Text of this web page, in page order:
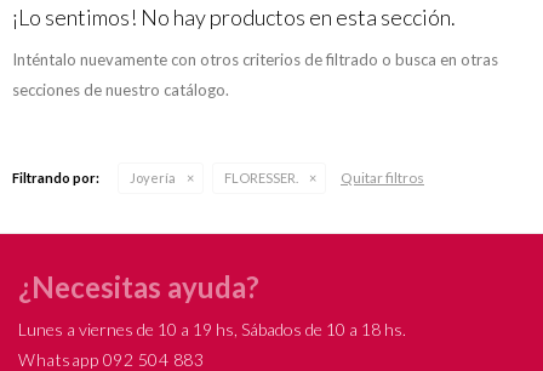
¡Lo sentimos! No hay productos en esta sección.
Inténtalo nuevamente con otros criterios de filtrado o busca en otras
secciones de nuestro catálogo.
Filtrando por: Joyería FLORESSER. Quitar filtros
¿Necesitas ayuda?
Lunes a viernes de 10 a 19 hs, Sábados de 10 a 18 hs.
Whatsapp 092 504 883
tarjeta de crédito
Mes Año
¡Tenés hasta
para comprar en las cuotas que
prefieras!
Elegí tus productos preferidos
variar por comercio
Parece que no tenes oferta, lamentamos el
inconveniente, por cualquier duda contactanos
¡Algo salió mal!
Por favor intenta nuevamente mas tarde.